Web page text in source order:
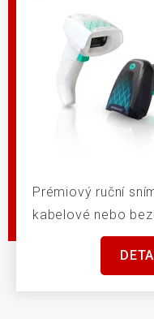
Prémiový ruční
kabelové nebo